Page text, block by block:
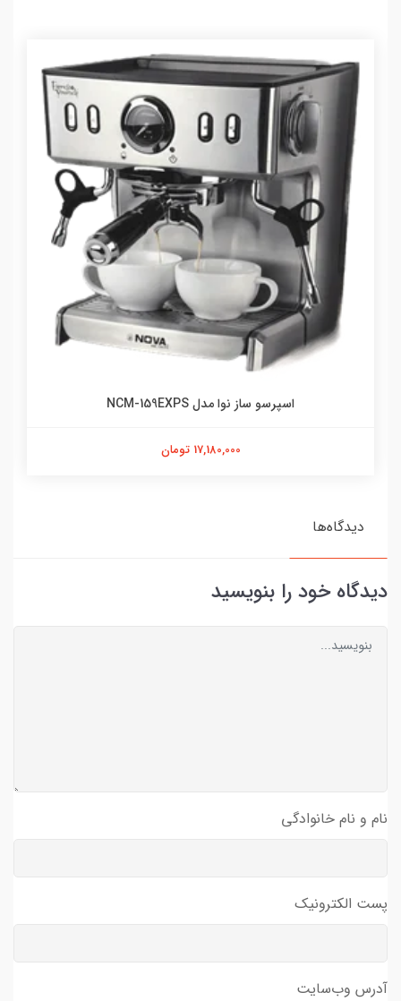
اسپرسو ساز نوا مدل NCM-159EXPS
17,180,000 تومان
دیدگاه‌ها
دیدگاه خود را بنویسید
نام و نام خانوادگی
پست الکترونیک
آدرس وب‌سایت